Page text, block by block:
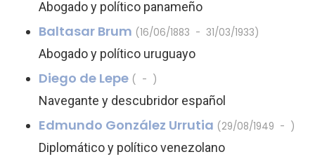
Abogado y político panameño
Baltasar Brum (16/06/1883 - 31/03/1933)
Abogado y político uruguayo
Diego de Lepe ( - )
Navegante y descubridor español
Edmundo González Urrutia (29/08/1949 - )
Diplomático y político venezolano